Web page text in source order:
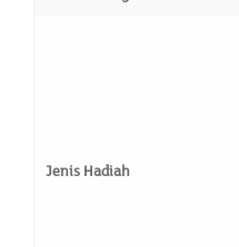
Jenis Hadiah